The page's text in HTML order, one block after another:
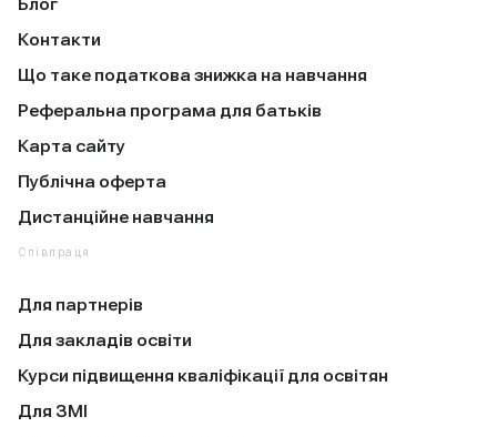
Блог
Контакти
Що таке податкова знижка на навчання
Реферальна програма для батьків
Карта сайту
Публічна оферта
Дистанційне навчання
Співпраця
Для партнерів
Для закладів освіти
Курси підвищення кваліфікації для освітян
Для ЗМІ